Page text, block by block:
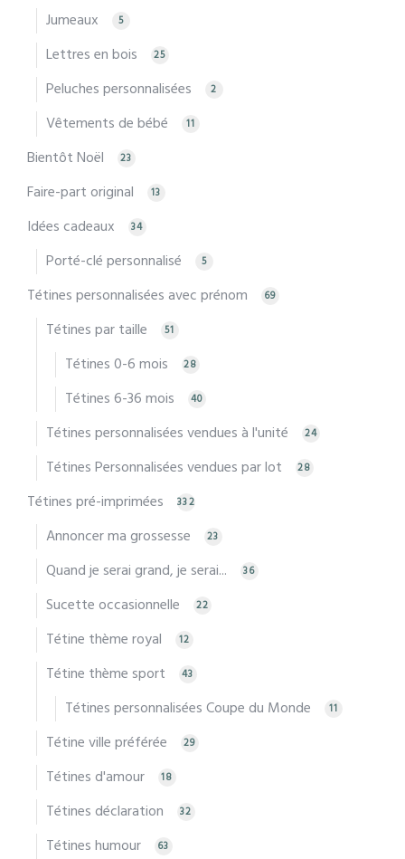
Jumeaux 5
Lettres en bois 25
Peluches personnalisées 2
Vêtements de bébé 11
Bientôt Noël 23
Faire-part original 13
Idées cadeaux 34
Porté-clé personnalisé 5
Tétines personnalisées avec prénom 69
Tétines par taille 51
Tétines 0-6 mois 28
Tétines 6-36 mois 40
Tétines personnalisées vendues à l'unité 24
Tétines Personnalisées vendues par lot 28
Tétines pré-imprimées 332
Annoncer ma grossesse 23
Quand je serai grand, je serai... 36
Sucette occasionnelle 22
Tétine thème royal 12
Tétine thème sport 43
Tétines personnalisées Coupe du Monde 11
Tétine ville préférée 29
Tétines d'amour 18
Tétines déclaration 32
Tétines humour 63